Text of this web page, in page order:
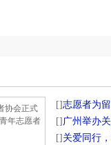
协会正式
年志愿者
[]志愿者为
[] 广州举办
[] 关爱同行